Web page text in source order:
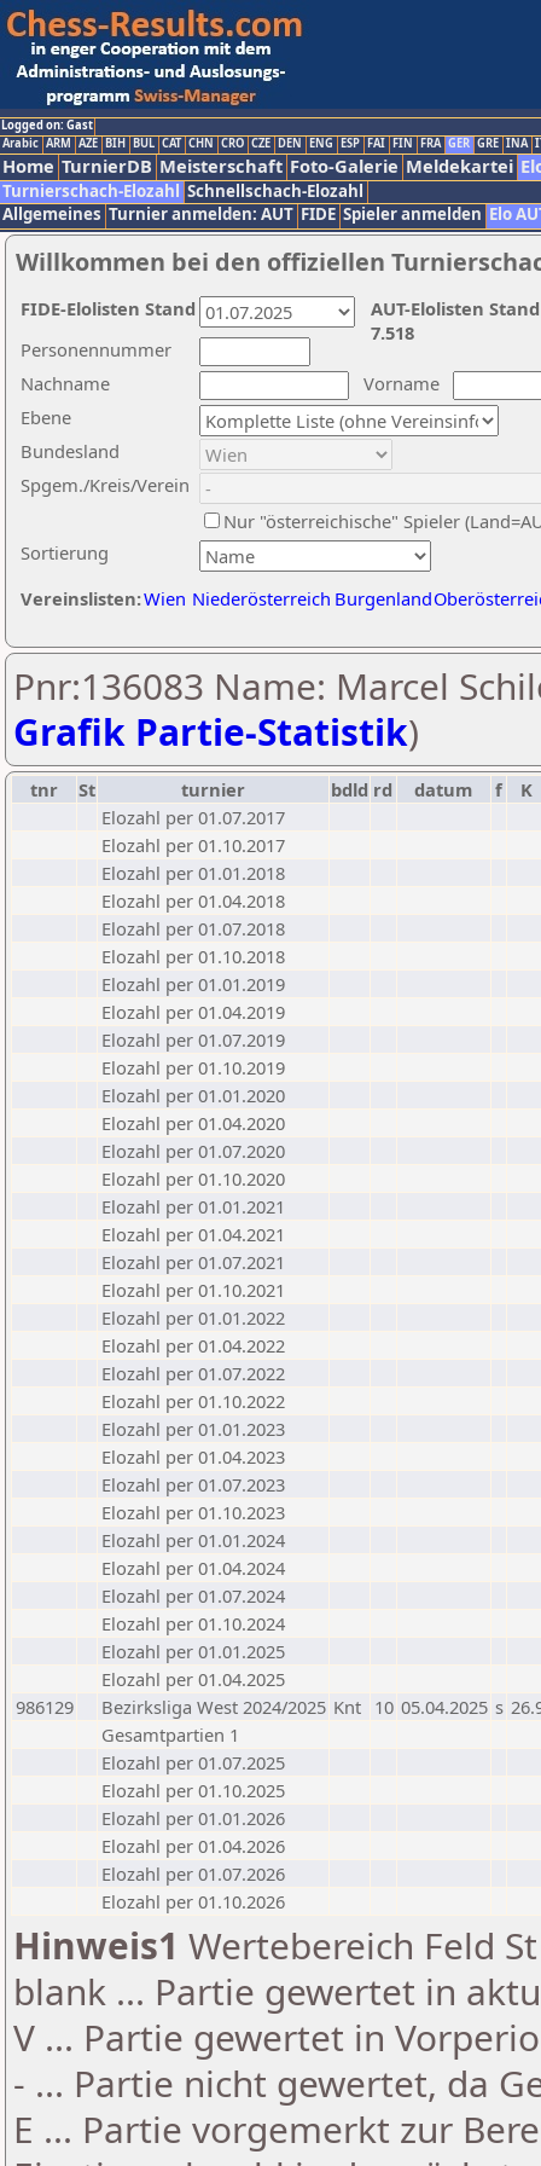
Logged on: Gast
Arabic ARM AZE BIH BUL CAT CHN CRO CZE DEN ENG ESP FAI FIN FRA GER GRE INA
Home TurnierDB Meisterschaft Foto-Galerie Meldekartei
Turnierschach-Elozahl Schnellschach-Elozahl
Allgemeines Turnier anmelden: AUT FIDE Spieler anmelden Elo
Willkommen bei den offiziellen
Nachname
Vorname
Ebene
Sortierung
Personennummer
Bundesland
Spgem./Kreis/Verein
Nur "österreichische" Spieler
Vereinslisten:Wien Niederösterreich Burgenland
AUT-Elolisten
7.518
FIDE-Elolisten Stand
Pnr:136083 Name: Marcel
Grafik Partie-Statistik)
tnr St turnier bdld rd datum f
K
Elozahl per 01.07.2017
Elozahl per 01.10.2017
Elozahl per 01.01.2018
Elozahl per 01.04.2018
Elozahl per 01.07.2018
Elozahl per 01.10.2018
Elozahl per 01.01.2019
Elozahl per 01.04.2019
Elozahl per 01.07.2019
Elozahl per 01.10.2019
Elozahl per 01.01.2020
Elozahl per 01.04.2020
Elozahl per 01.07.2020
Elozahl per 01.10.2020
Elozahl per 01.01.2021
Elozahl per 01.04.2021
Elozahl per 01.07.2021
Elozahl per 01.10.2021
Elozahl per 01.01.2022
Elozahl per 01.04.2022
Elozahl per 01.07.2022
Elozahl per 01.10.2022
Elozahl per 01.01.2023
Elozahl per 01.04.2023
Elozahl per 01.07.2023
Elozahl per 01.10.2023
Elozahl per 01.01.2024
Elozahl per 01.04.2024
Elozahl per 01.07.2024
Elozahl per 01.10.2024
Elozahl per 01.01.2025
Elozahl per 01.04.2025
986129
Bezirksliga West 2024/2025 Knt 10 05.04.2025 s
Gesamtpartien 1
Elozahl per 01.07.2025
Elozahl per 01.10.2025
Elozahl per 01.01.2026
Elozahl per 01.04.2026
Elozahl per 01.07.2026
Elozahl per 01.10.2026
Hinweis1 Wertebereich Feld
blank ... Partie gewertet in
V ... Partie gewertet in
- ... Partie nicht gewertet, da
E ... Partie vorgemerkt zur